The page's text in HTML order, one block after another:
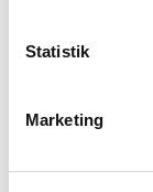
Statistik
Marketing